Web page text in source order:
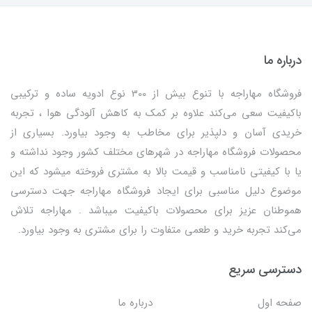
درباره ما
فروشگاه مهاراجه با تنوع بیش از 300 نوع ادویه ساده و ترکیبی
باکیفیت سعی می‌کند علاوه بر کمک به کاهش آلودگی هوا ، تجربه
خریدی آسان و دلپذیر برای مخاطب به وجود بیاورد. بسیاری از
محصولات فروشگاه مهاراجه در شهرهای مختلف کشور وجود نداشته و
یا با کیفیتی نامناسب و قیمت بالا به مشتری فروخته میشود که این
موضوع دلیل مناسبی برای ایجاد فروشگاه مهاراجه جهت دسترسی
هموطنان عزیز برای محصولات باکیفیت میباشد . مهاراجه تلاش
می‌کند تجربه خرید و طعمی متفاوت را برای مشتری به وجود بیاورد.
دسترسی سریع
صفحه اول
درباره ما